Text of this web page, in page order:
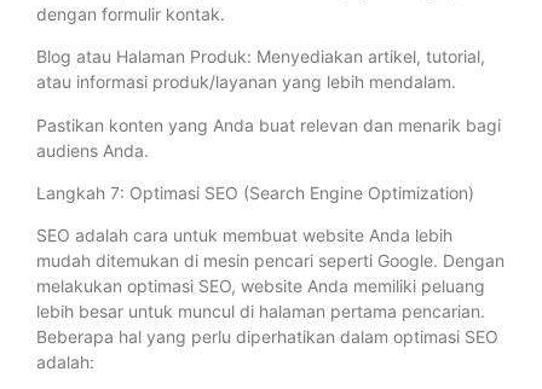
dengan formulir kontak.
Blog atau Halaman Produk: Menyediakan artikel, tutorial,
atau informasi produk/layanan yang lebih mendalam.
Pastikan konten yang Anda buat relevan dan menarik bagi
audiens Anda.
Langkah 7: Optimasi SEO (Search Engine Optimization)
SEO adalah cara untuk membuat website Anda lebih
mudah ditemukan di mesin pencari seperti Google. Dengan
melakukan optimasi SEO, website Anda memiliki peluang
lebih besar untuk muncul di halaman pertama pencarian.
Beberapa hal yang perlu diperhatikan dalam optimasi SEO
adalah: